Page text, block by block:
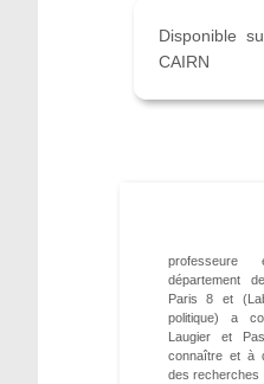
Disponible
CAIRN
département
Paris 8 et
politique) a
Laugier et
connaître et à
des recherches